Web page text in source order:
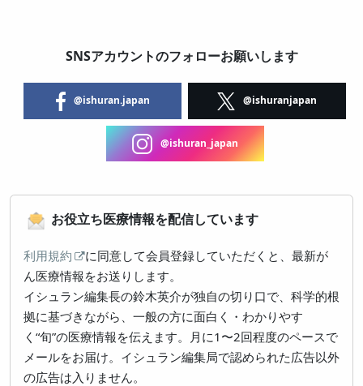
SNSアカウントのフォローお願いします
@ishuran.japan @ishuranjapan
@ishuran_japan
お役立ち医療情報を配信しています
利用規約
に同意して会員登録していただくと、最新が
ん医療情報をお送りします。
イシュラン編集長の鈴木英介が独自の切り口で、科学的根
拠に基づきながら、一般の方に面白く・わかりやす
く“旬”の医療情報を伝えます。月に1〜2回程度のペースで
メールをお届け。イシュラン編集局で認められた広告以外
の広告は入りません。